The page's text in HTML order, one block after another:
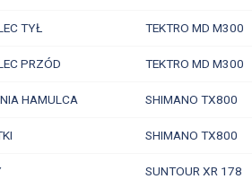
TYŁ TEKTRO MD M300
PRZÓD TEKTRO MD M300
HAMULCA SHIMANO TX800
SHIMANO TX800
SUNTOUR XR 178